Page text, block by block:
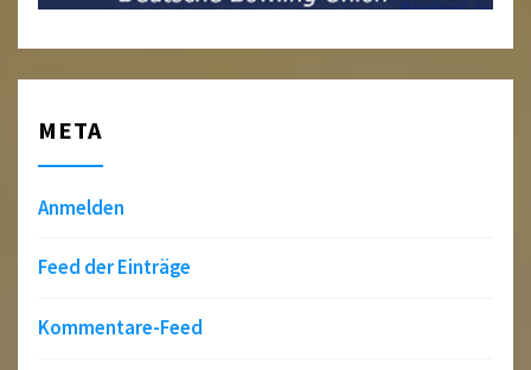
META
Anmelden
Feed der Einträge
Kommentare-Feed